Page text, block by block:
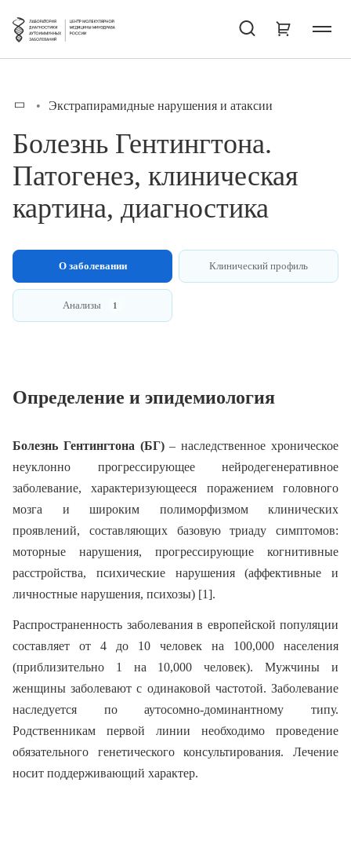
Экстрапирамидные нарушения и атаксии
Болезнь Гентингтона.
Патогенез, клиническая
картина, диагностика
О заболевании Клинический профиль
Анализы 1
Определение и эпидемиология
Болезнь Гентингтона (БГ)– наследственное хроническое
неуклонно прогрессирующее нейродегенеративное
заболевание, характеризующееся поражением головного
мозга и широким полиморфизмом клинических
проявлений, составляющих базовую триаду симптомов:
моторные нарушения, прогрессирующие когнитивные
расстройства, психические нарушения (аффективные и
личностные нарушения, психозы) [1].
Распространенность заболевания в европейской популяции
составляет от 4 до 10 человек на 100,000 населения
(приблизительно 1 на 10,000 человек). Мужчины и
женщины заболевают с одинаковой частотой. Заболевание
наследуется по аутосомно-доминантному типу.
Родственникам первой линии необходимо проведение
обязательного генетического консультирования. Лечение
носит поддерживающий характер.